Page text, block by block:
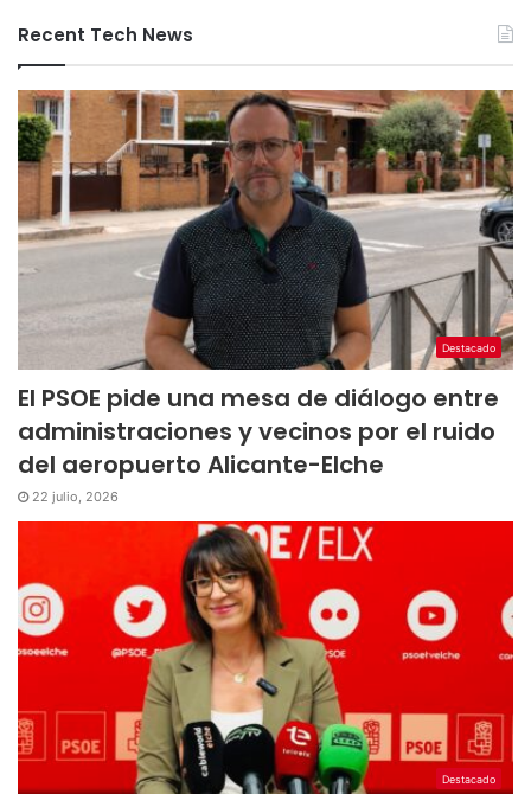
Recent Tech News
Destacado
El PSOE pide una mesa de diálogo entre
administraciones y vecinos por el ruido
del aeropuerto Alicante-Elche
22 julio, 2026
Destacado